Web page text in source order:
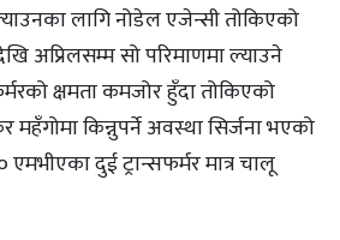
लागि नोडेल एजेन्सी तोकिएको
अप्रिलसम्म सो परिमाणमा ल्याउने
क्षमता कमजोर हुँदा तोकिएको
किन्नुपर्ने अवस्था सिर्जना भएको
दुई ट्रान्सफर्मर मात्र चालू